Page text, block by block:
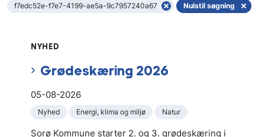
f7edc52e-f7e7-4199-ae5a-9c7957240a67 Nulstil søgning
NYHED
Grødeskæring 2026
05-08-2026
Nyhed Energi, klima og miljø Natur
Sorø Kommune starter 2. og 3. grødeskæring i